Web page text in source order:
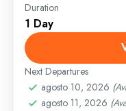
(Este tour se
exclusivamente).
disponibilidad.
Centro de
Santo Domingo
1 Person
Duration
1 Day
Next Departures
agosto 10, 2026
agosto 11, 2026